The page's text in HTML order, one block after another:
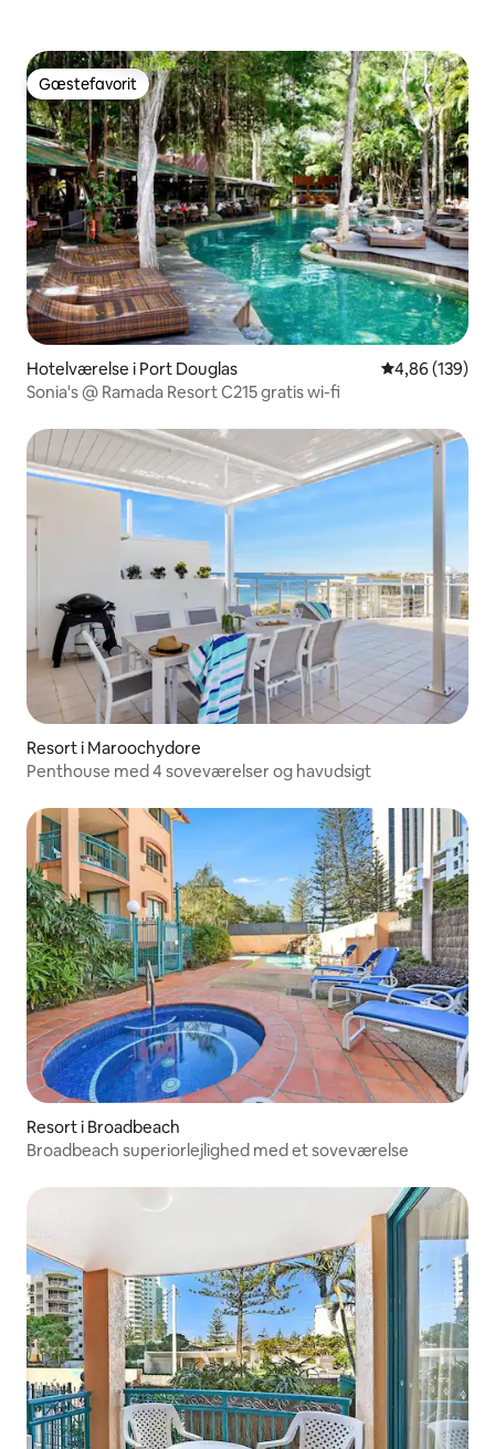
Gæstefavorit
Gæstefavorit
Hotelværelse i Port Douglas 4,86 ud af 5 i
4,86 (139)
Sonia's @ Ramada Resort C215 gratis wi-fi
Resort i Maroochydore
Penthouse med 4 soveværelser og havudsigt
Resort i Broadbeach
Broadbeach superiorlejlighed med et soveværelse